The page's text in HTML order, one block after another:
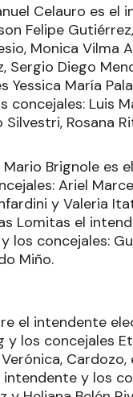
Celauro es el
Felipe
Monica Vilma
Sergio Diego
Yessica María
concejales: Luis
Rosana
Mario Brignole es
Ariel
y Valeria
Lomitas el
los concejales:
Miño.
el intendente
y los concejales
intendente y los